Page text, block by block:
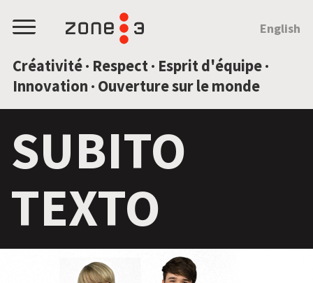
Menu
Créativité · Respect · Esprit d'équipe ·
Innovation · Ouverture sur le monde
English
SUBITO
TEXTO